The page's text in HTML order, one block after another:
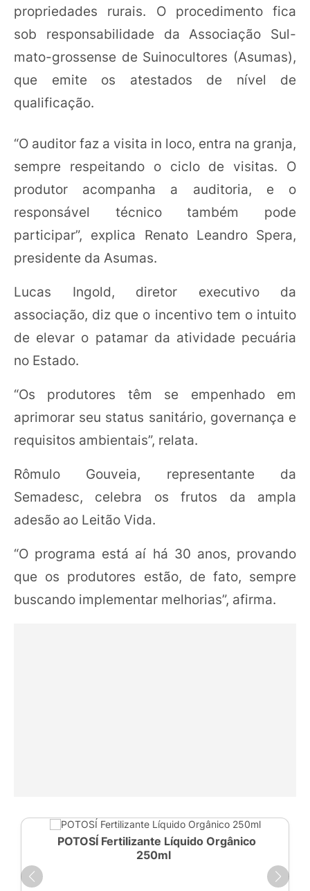
propriedades rurais. O procedimento fica
sob responsabilidade da Associação Sul-
mato-grossense de Suinocultores (Asumas),
que emite os atestados de nível de
qualificação.
“O auditor faz a visita in loco, entra na granja,
sempre respeitando o ciclo de visitas. O
produtor acompanha a auditoria, e o
responsável técnico também pode
participar”, explica Renato Leandro Spera,
presidente da Asumas.
Lucas Ingold, diretor executivo da
associação, diz que o incentivo tem o intuito
de elevar o patamar da atividade pecuária
no Estado.
“Os produtores têm se empenhado em
aprimorar seu status sanitário, governança e
requisitos ambientais”, relata.
Rômulo Gouveia, representante da
Semadesc, celebra os frutos da ampla
adesão ao Leitão Vida.
“O programa está aí há 30 anos, provando
que os produtores estão, de fato, sempre
buscando implementar melhorias”, afirma.
POTOSÍ Fertilizante Líquido Orgânico
250ml